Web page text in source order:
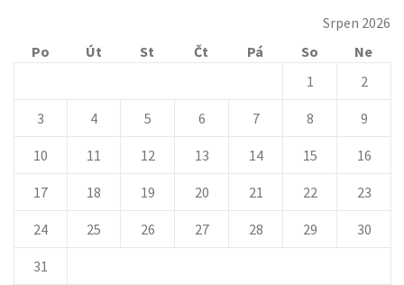
Srpen 2026
Po
Út St Čt Pá So
Ne
1
2
3 4 5 6 7 8 9
10 11 12 13 14 15 16
17 18 19 20 21 22 23
24 25 26 27 28 29 30
31